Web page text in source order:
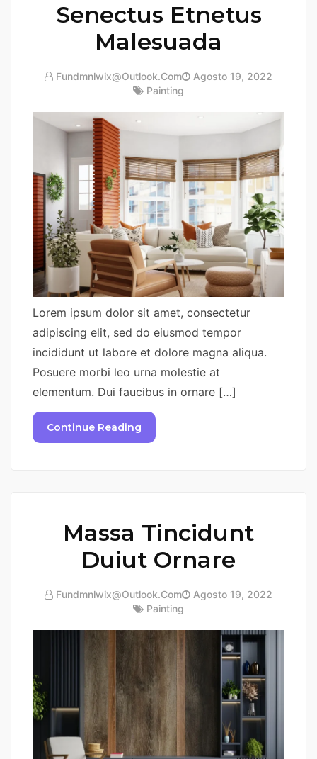
Senectus Etnetus
Malesuada
Fundmnlwix@outlook.com
Agosto 19, 2022
Painting
Lorem ipsum dolor sit amet, consectetur
adipiscing elit, sed do eiusmod tempor
incididunt ut labore et dolore magna aliqua.
Posuere morbi leo urna molestie at
elementum. Dui faucibus in ornare […]
Continue Reading
Massa Tincidunt
Duiut Ornare
Fundmnlwix@outlook.com
Agosto 19, 2022
Painting